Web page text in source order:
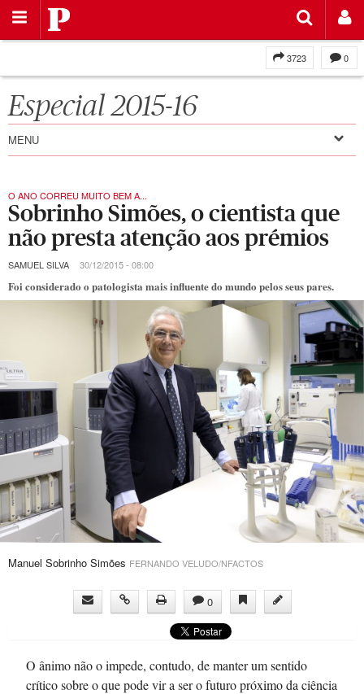
3723 0
Especial 2015-16
MENU
O ANO CORREU MUITO BEM A...
Sobrinho Simões, o cientista que
não presta atenção aos prémios
SAMUEL SILVA 30/12/2015 - 08:00
Foi considerado o patologista mais influente do mundo pelos seus pares.
Manuel Sobrinho Simões FERNANDO VELUDO/NFACTOS
0
O ânimo não o impede, contudo, de manter um sentido
crítico sobre o que pode vir a ser o futuro próximo da ciência